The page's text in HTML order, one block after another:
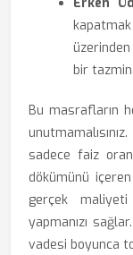
bir
Bu masrafların
sadece faiz
dökümünü
gerçek
yapmanızı
vadesi boyunca